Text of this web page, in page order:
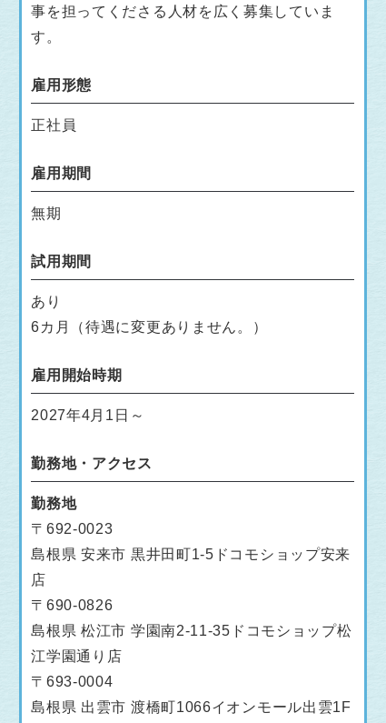
事を担ってくださる人材を広く募集していま
す。
雇用形態
正社員
雇用期間
無期
試用期間
あり
6カ月（待遇に変更ありません。）
雇用開始時期
2027年4月1日～
勤務地・アクセス
勤務地
〒692-0023
島根県 安来市 黒井田町1-5ドコモショップ安来
店
〒690-0826
島根県 松江市 学園南2-11-35ドコモショップ松
江学園通り店
〒693-0004
島根県 出雲市 渡橋町1066イオンモール出雲1F